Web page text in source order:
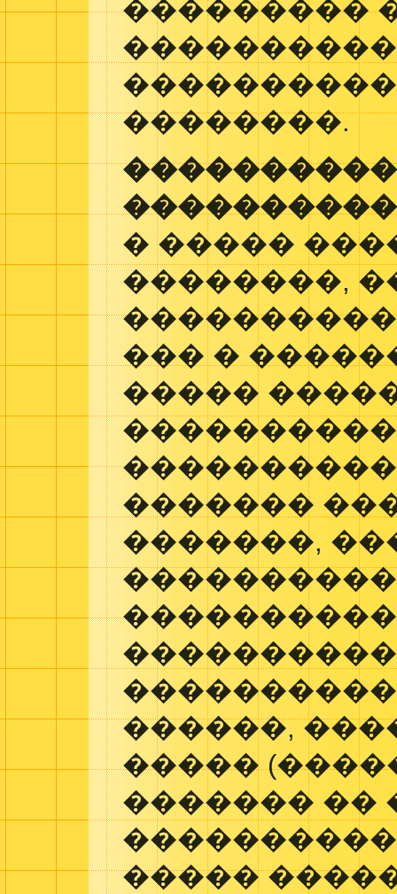
���������
��������.
� �����
��������,
��� �
�����
�������
�������,
������,
�����
������� ��
�����